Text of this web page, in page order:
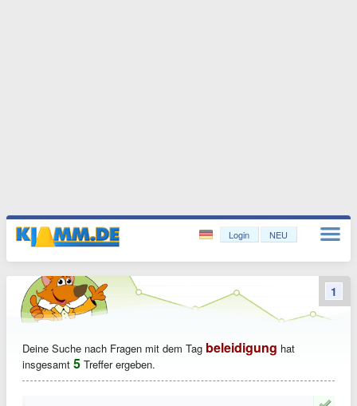
Login NEU
Deine Suche nach Fragen mit dem Tag beleidigung hat
insgesamt 5 Treffer ergeben.
1